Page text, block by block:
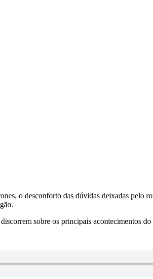
o desconforto das dúvidas deixadas pelo
sobre os principais acontecimentos